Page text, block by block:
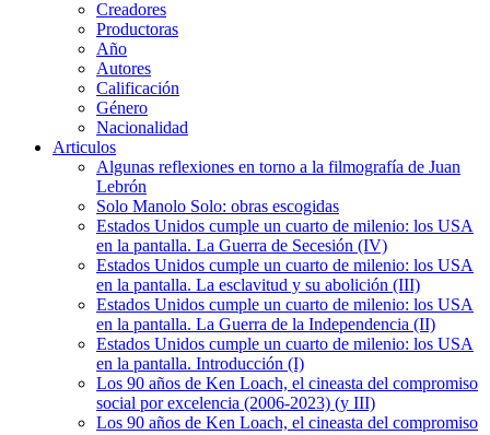
Creadores
Productoras
Año
Autores
Calificación
Género
Nacionalidad
Articulos
Algunas reflexiones en torno a la filmografía de Juan
Lebrón
Solo Manolo Solo: obras escogidas
Estados Unidos cumple un cuarto de milenio: los USA
en la pantalla. La Guerra de Secesión (IV)
Estados Unidos cumple un cuarto de milenio: los USA
en la pantalla. La esclavitud y su abolición (III)
Estados Unidos cumple un cuarto de milenio: los USA
en la pantalla. La Guerra de la Independencia (II)
Estados Unidos cumple un cuarto de milenio: los USA
en la pantalla. Introducción (I)
Los 90 años de Ken Loach, el cineasta del compromiso
social por excelencia (2006-2023) (y III)
Los 90 años de Ken Loach, el cineasta del compromiso